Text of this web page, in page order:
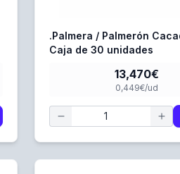
.Palmera / Palmerón
Caja de 30 unidades
13,470€
0,449€/ud